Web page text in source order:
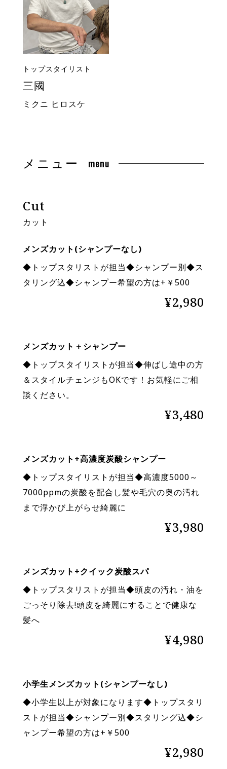
トップスタイリスト
三國
ミクニ ヒロスケ
メニュー menu
Cut
カット
メンズカット(シャンプーなし)
◆トップスタリストが担当◆シャンプー別◆ス
タリング込◆シャンプー希望の方は+￥500
¥2,980
メンズカット＋シャンプー
◆トップスタイリストが担当◆伸ばし途中の方
＆スタイルチェンジもOKです！お気軽にご相
談ください。
¥3,480
メンズカット+高濃度炭酸シャンプー
◆トップスタイリストが担当◆高濃度5000～
7000ppmの炭酸を配合し髪や毛穴の奥の汚れ
まで浮かび上がらせ綺麗に
¥3,980
メンズカット+クイック炭酸スパ
◆トップスタリストが担当◆頭皮の汚れ・油を
ごっそり除去!頭皮を綺麗にすることで健康な
髪へ
¥4,980
小学生メンズカット(シャンプーなし)
◆小学生以上が対象になります◆トップスタリ
ストが担当◆シャンプー別◆スタリング込◆シ
ャンプー希望の方は+￥500
¥2,980